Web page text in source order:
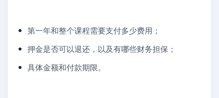
第一年和整个课程需要支付多少费用；
押金是否可以退还，以及有哪些财务担保；
具体金额和付款期限。